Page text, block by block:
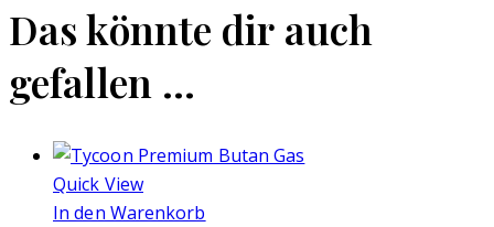
Das könnte dir auch
gefallen …
Quick View
In den Warenkorb